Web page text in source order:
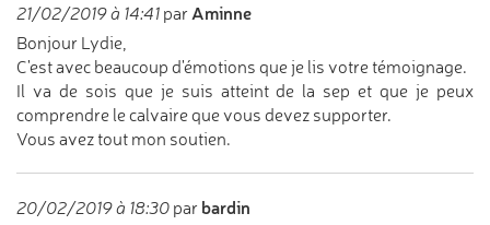
21/02/2019 à 14:41 par Aminne
Bonjour Lydie,
C'est avec beaucoup d'émotions que je lis votre témoignage.
Il va de sois que je suis atteint de la sep et que je peux
comprendre le calvaire que vous devez supporter.
Vous avez tout mon soutien.
20/02/2019 à 18:30 par bardin